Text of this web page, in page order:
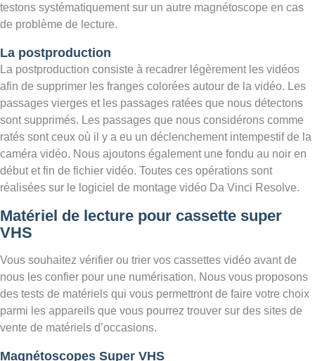
testons systématiquement sur un autre magnétoscope en cas
de problème de lecture.
La postproduction
La postproduction consiste à recadrer légèrement les vidéos
afin de supprimer les franges colorées autour de la vidéo. Les
passages vierges et les passages ratées que nous détectons
sont supprimés. Les passages que nous considérons comme
ratés sont ceux où il y a eu un déclenchement intempestif de la
caméra vidéo. Nous ajoutons également une fondu au noir en
début et fin de fichier vidéo. Toutes ces opérations sont
réalisées sur le logiciel de montage vidéo Da Vinci Resolve.
Matériel de lecture pour cassette super
VHS
Vous souhaitez vérifier ou trier vos cassettes vidéo avant de
nous les confier pour une numérisation. Nous vous proposons
des tests de matériels qui vous permettront de faire votre choix
parmi les appareils que vous pourrez trouver sur des sites de
vente de matériels d’occasions.
Magnétoscopes Super VHS